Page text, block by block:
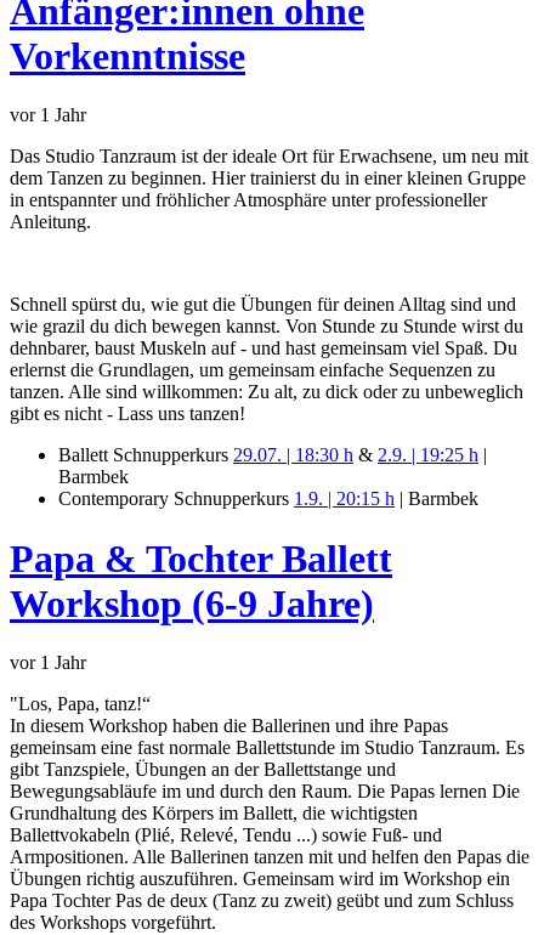
Anfänger:innen ohne
Vorkenntnisse
vor 1 Jahr
Das Studio Tanzraum ist der ideale Ort für Erwachsene, um neu mit
dem Tanzen zu beginnen. Hier trainierst du in einer kleinen Gruppe
in entspannter und fröhlicher Atmosphäre unter professioneller
Anleitung.
Schnell spürst du, wie gut die Übungen für deinen Alltag sind und
wie grazil du dich bewegen kannst. Von Stunde zu Stunde wirst du
dehnbarer, baust Muskeln auf - und hast gemeinsam viel Spaß. Du
erlernst die Grundlagen, um gemeinsam einfache Sequenzen zu
tanzen. Alle sind willkommen: Zu alt, zu dick oder zu unbeweglich
gibt es nicht - Lass uns tanzen!
Ballett Schnupperkurs 29.07. | 18:30 h & 2.9. | 19:25 h |
Barmbek
Contemporary Schnupperkurs 1.9. | 20:15 h | Barmbek
Papa & Tochter Ballett
Workshop (6-9 Jahre)
vor 1 Jahr
"Los, Papa, tanz!“
In diesem Workshop haben die Ballerinen und ihre Papas
gemeinsam eine fast normale Ballettstunde im Studio Tanzraum. Es
gibt Tanzspiele, Übungen an der Ballettstange und
Bewegungsabläufe im und durch den Raum. Die Papas lernen Die
Grundhaltung des Körpers im Ballett, die wichtigsten
Ballettvokabeln (Plié, Relevé, Tendu ...) sowie Fuß- und
Armpositionen. Alle Ballerinen tanzen mit und helfen den Papas die
Übungen richtig auszuführen. Gemeinsam wird im Workshop ein
Papa Tochter Pas de deux (Tanz zu zweit) geübt und zum Schluss
des Workshops vorgeführt.